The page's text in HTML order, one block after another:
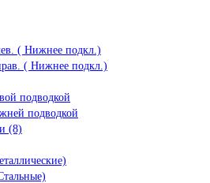
( Нижнее подкл.)
( Нижнее подкл.)
подводкой
подводкой
(8)